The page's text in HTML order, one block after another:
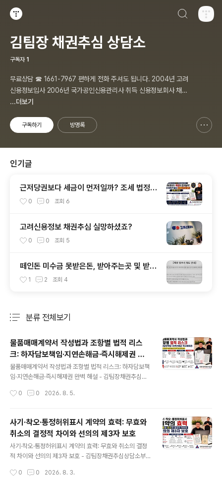
김팀장 채권추심 상담소
구독자 1
무료상담 ☎ 1661-7967 편하게 전화 주셔도 됩니다. 2004년 고려
신용정보입사 2006년 국가공인신용관리사 취득 신용정보회사 채권
추심 팀장입니다. 저는 1억이상의 법인, 개인사업자 채권을 주로하며
이 필요한 채권자는 편하게 노크하세요!
...더보기
구독하기 방명록
인기글
근저당권보다 세금이 먼저일까? 조세 법정기
일과 당해세 우선 원칙 완벽 정리
0 0 조회 6
고려신용정보 채권추심 실망하셨죠?
0 0 조회 5
떼인돈 미수금 못받은돈, 받아주는곳 및 받아
드립니다. 사실일까요?
1 2 조회 4
분류 전체보기
물품매매계약서 작성법과 조항별 법적 리스
크: 하자담보책임·지연손해금·즉시해제권 완
벽 해설
물품매매계약서 작성법과 조항별 법적 리스크: 하자담보책
임·지연손해금·즉시해제권 완벽 해설 - 김팀장채권추심상
서 한 줄이 미수금 발생 이후의 대응을 바꿉니다.품명과 수
가 적지 않습니다.인터넷에서 내려받은 물품매매계약서에
빈칸만 채웠다고 거래 위험이 사라지는 것도 아닙니다. 조
항의 의미를 이해하지 못한 상태에서 서명하면 매도인과
매수인 모두 예상하지 못한 책임을 부담할 수 있습니다.물
정, 검사와 인수 시점, 대금 지급기일, 하자처리 기준과 계
0 0 2026. 8. 5.
사기·착오·통정허위표시 계약의 효력: 무효와
취소의 결정적 차이와 선의의 제3자 보호
사기·착오·통정허위표시 계약의 효력: 무효와 취소의 결정
적 차이와 선의의 제3자 보호 - 김팀장채권추심상담소부
는 사실을 알게 되는 경우가 있습니다.계약서에는 실제 거
0 0 2026. 8. 3.